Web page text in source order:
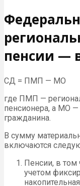
пенсии —
СД = ПМП — МО
где ПМП —
пенсионера, а МО
гражданина.
В сумму
включаются
Пенсии, в том
учетом